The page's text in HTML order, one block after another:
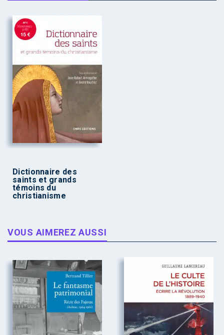
Dictionnaire des
saints et grands
témoins du
christianisme
VOUS AIMEREZ AUSSI